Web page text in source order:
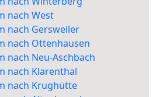
nach West
nach Gersweiler
nach Ottenhausen
nach Neu-Aschbach
nach Klarenthal
nach Krughütte